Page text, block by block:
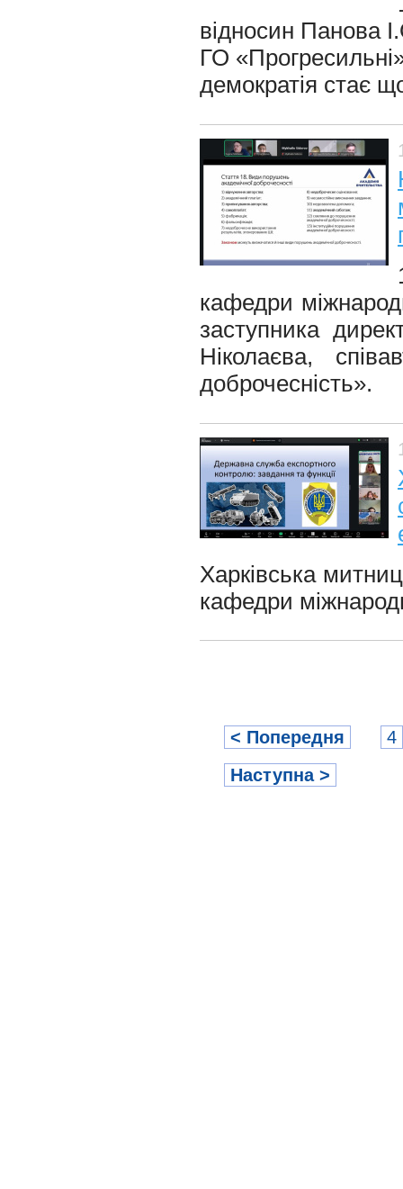
відносин Панова
ГО
демократія стає
кафедри
заступника
Ніколаєва,
доброчесність».
Харківська
кафедри
< Попередня
4
Наступна >